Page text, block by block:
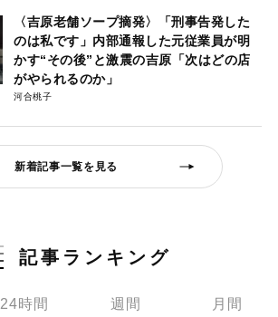
〈吉原老舗ソープ摘発〉「刑事告発した
のは私です」内部通報した元従業員が明
かす“その後”と激震の吉原「次はどの店
がやられるのか」
河合桃子
新着記事一覧を見る
記事ランキング
24時間 週間 月間